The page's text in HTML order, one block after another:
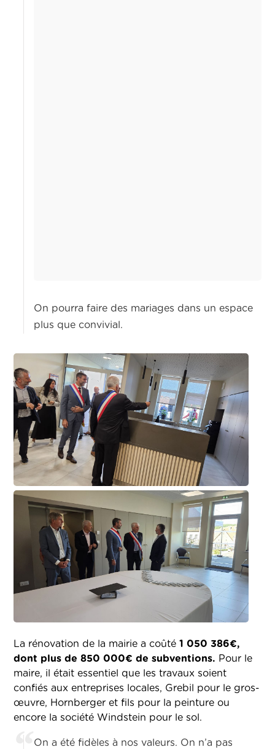
On pourra faire des mariages dans un espace
plus que convivial.
La rénovation de la mairie a coûté1 050 386€,
dont plus de 850 000€ de subventions. Pour le
maire, il était essentiel que les travaux soient
confiés aux entreprises locales, Grebil pour le gros-
œuvre, Hornberger et fils pour la peinture ou
encore la société Windstein pour le sol.
On a été fidèles à nos valeurs. On n’a pas